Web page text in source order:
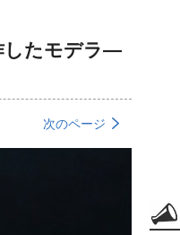
したモデラ―
次のページ